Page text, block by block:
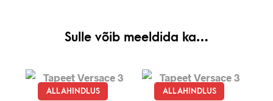
Sulle võib meeldida ka…
ALLAHINDLUS ALLAHINDLUS